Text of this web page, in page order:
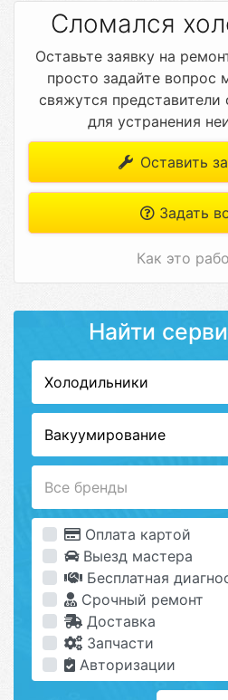
Сломался
Оставьте заявку на
просто задайте вопрос
свяжутся представители
для устранения
Оставить
Задать
Как это
Найти
Холодильники
Вакуумирование
Все бренды
Оплата картой
Выезд мастера
Бесплатная
Срочный ремонт
Доставка
Запчасти
Авторизации